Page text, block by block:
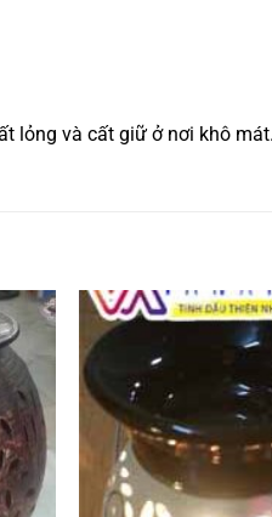
lỏng và cất giữ ở nơi khô mát.
to